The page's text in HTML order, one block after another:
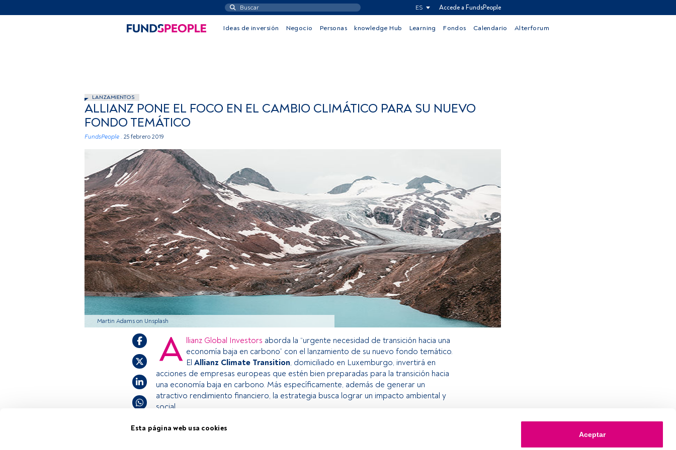
Esta página web usa cookies
Aceptar
ES Accede a FundsPeople
Ideas de inversión Negocio Personas knowledge Hub Learning Fondos Calendario Alterforum
LANZAMIENTOS
ALLIANZ PONE EL FOCO EN EL CAMBIO CLIMÁTICO PARA SU NUEVO
FONDO TEMÁTICO
FundsPeople . 25 febrero 2019
Martin Adams on Unsplash
A llianz Global Investors aborda la “urgente necesidad de transición hacia una
economía baja en carbono” con el lanzamiento de su nuevo fondo temático.
El Allianz Climate Transition, domiciliado en Luxemburgo, invertirá en
acciones de empresas europeas que estén bien preparadas para la transición hacia
una economía baja en carbono. Más específicamente, además de generar un
atractivo rendimiento financiero, la estrategia busca lograr un impacto ambiental y
social.